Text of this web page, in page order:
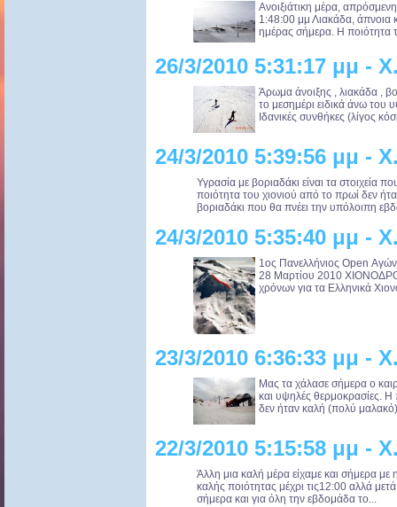
Ανοιξιάτικη μέρα,
1:48:00 μμ Λιακάδα, άπνοια
ημέρας σήμερα. Η ποιότητα
26/3/2010 5:31:17 μμ -
Άρωμα άνοιξης , λιακάδα ,
το μεσημέρι ειδικά άνω
Ιδανικές συνθήκες (λίγος
24/3/2010 5:39:56 μμ -
Υγρασία με βοριαδάκι είναι τα στοιχεία
ποιότητα του χιονιού από το πρωί δεν
βοριαδάκι που θα πνέει την υπόλοιπη
24/3/2010 5:35:40 μμ -
1ος Πανελλήνιος Open
28 Μαρτίου 2010
χρόνων για τα Ελληνικά
23/3/2010 6:36:33 μμ -
Μας τα χάλασε σήμερα ο
και υψηλές θερμοκρασίες.
δεν ήταν καλή (πολύ μαλακό)
22/3/2010 5:15:58 μμ -
Άλλη μια καλή μέρα είχαμε και σήμερα με
καλής ποιότητας μέχρι τις12:00 αλλά
σήμερα και για όλη την εβδομάδα το...